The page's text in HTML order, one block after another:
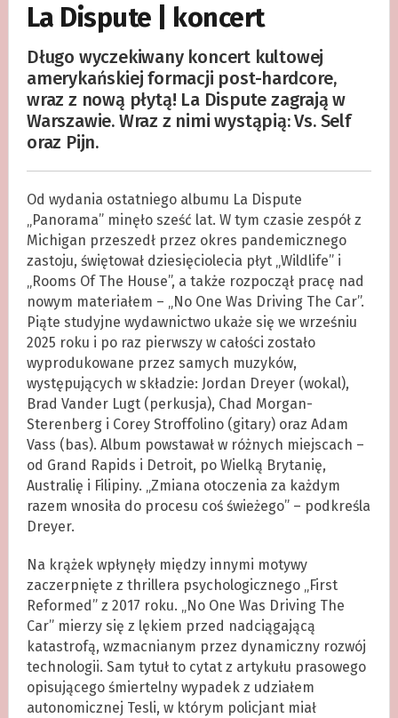
La Dispute | koncert
Długo wyczekiwany koncert kultowej
amerykańskiej formacji post-hardcore,
wraz z nową płytą! La Dispute zagrają w
Warszawie. Wraz z nimi wystąpią: Vs. Self
oraz Pijn.
Od wydania ostatniego albumu La Dispute
„Panorama” minęło sześć lat. W tym czasie zespół z
Michigan przeszedł przez okres pandemicznego
zastoju, świętował dziesięciolecia płyt „Wildlife” i
„Rooms Of The House”, a także rozpoczął pracę nad
nowym materiałem – „No One Was Driving The Car”.
Piąte studyjne wydawnictwo ukaże się we wrześniu
2025 roku i po raz pierwszy w całości zostało
wyprodukowane przez samych muzyków,
występujących w składzie: Jordan Dreyer (wokal),
Brad Vander Lugt (perkusja), Chad Morgan-
Sterenberg i Corey Stroffolino (gitary) oraz Adam
Vass (bas). Album powstawał w różnych miejscach –
od Grand Rapids i Detroit, po Wielką Brytanię,
Australię i Filipiny. „Zmiana otoczenia za każdym
razem wnosiła do procesu coś świeżego” – podkreśla
Dreyer.
Na krążek wpłynęły między innymi motywy
zaczerpnięte z thrillera psychologicznego „First
Reformed” z 2017 roku. „No One Was Driving The
Car” mierzy się z lękiem przed nadciągającą
katastrofą, wzmacnianym przez dynamiczny rozwój
technologii. Sam tytuł to cytat z artykułu prasowego
opisującego śmiertelny wypadek z udziałem
autonomicznej Tesli, w którym policjant miał